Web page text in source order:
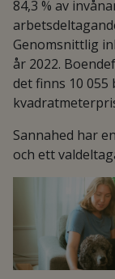
84,3 % av
Genomsnittlig
år 2022.
det finns 10
Sannahed har
och ett